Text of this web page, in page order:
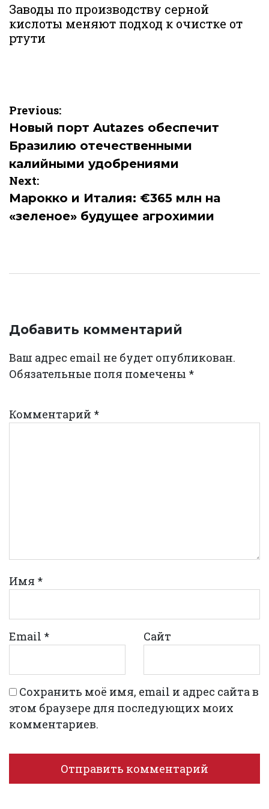
Заводы по производству серной
кислоты меняют подход к очистке от
ртути
Навигация
по
записям
Previous:
Новый порт Autazes обеспечит
Бразилию отечественными
калийными удобрениями
Next:
Марокко и Италия: €365 млн на
«зеленое» будущее агрохимии
Добавить комментарий
Ваш адрес email не будет опубликован.
Обязательные поля помечены *
Комментарий *
Имя *
Email * Сайт
Сохранить моё имя, email и адрес сайта в
этом браузере для последующих моих
комментариев.